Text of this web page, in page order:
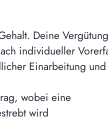
Deine
individueller
Einarbeitung
wobei eine
wird